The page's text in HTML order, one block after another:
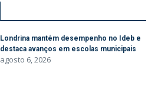
Londrina mantém desempenho no Ideb e
destaca avanços em escolas municipais
agosto 6, 2026